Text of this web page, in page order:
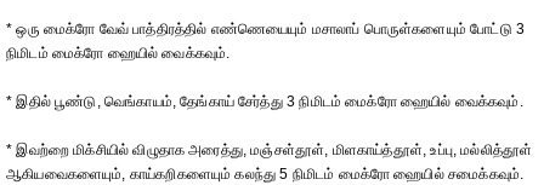
* ஒரு மைக்ரோ வேவ் பாத்திரத்தில் எண்ணெயையும் மசாலாப் பொருள்களையும் போட்டு 3
நிமிடம் மைக்ரோ ஹையில் வைக்கவும்.
* இதில் பூண்டு, வெங்காயம், தேங்காய் சேர்த்து 3 நிமிடம் மைக்ரோ ஹையில் வைக்கவும்.
* இவற்றை மிக்சியில் விழுதாக அரைத்து, மஞ்சள்தூள், மிளகாய்த்தூள், உப்பு, மல்லித்தூள்
ஆகியவைகளையும், காய்கறிகளையும் கலந்து 5 நிமிடம் மைக்ரோ ஹையில் சமைக்கவும்.